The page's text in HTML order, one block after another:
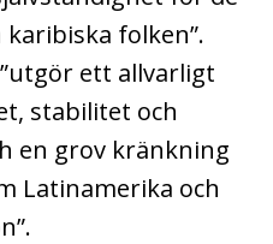
folken”.
ett allvarligt
stabilitet och
en grov kränkning
Latinamerika och